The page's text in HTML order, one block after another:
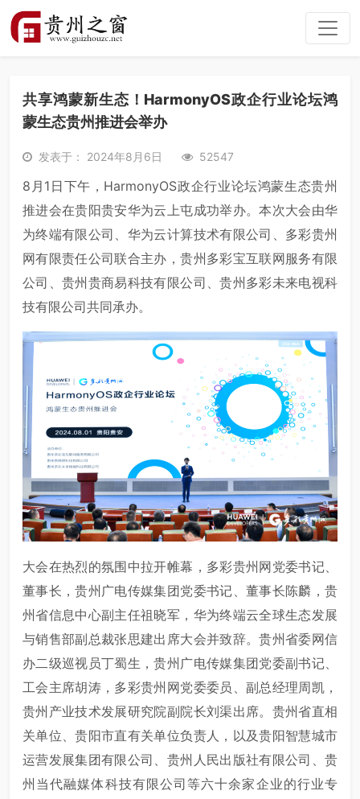
共享鸿蒙新生态！HarmonyOS政企行业论坛鸿
蒙生态贵州推进会举办
发表于： 2024年8月6日 52547
8月1日下午，HarmonyOS政企行业论坛鸿蒙生态贵州
推进会在贵阳贵安华为云上屯成功举办。本次大会由华
为终端有限公司、华为云计算技术有限公司、多彩贵州
网有限责任公司联合主办，贵州多彩宝互联网服务有限
公司、贵州贵商易科技有限公司、贵州多彩未来电视科
技有限公司共同承办。
大会在热烈的氛围中拉开帷幕， 多彩贵州网党委书记、
董事长，贵州广电传媒集团党委书记、董事长陈麟，贵
州省信息中心副主任祖晓军，华为终端云全球生态发展
与销售部副总裁张思建出席大会并致辞。贵州省委网信
办二级巡视员丁蜀生，贵州广电传媒集团党委副书记、
工会主席胡涛，多彩贵州网党委委员、副总经理周凯，
贵州产业技术发展研究院副院长刘渠出席。贵州省直相
关单位、贵阳市直有关单位负责人，以及贵阳智慧城市
运营发展集团有限公司、贵州人民出版社有限公司、贵
州当代融媒体科技有限公司等六十余家企业的行业专